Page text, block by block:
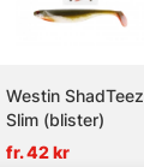
Westin ShadTeez
Slim (blister)
fr. 42 kr